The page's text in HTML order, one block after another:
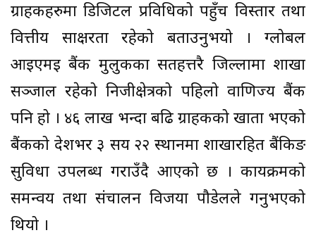
ग्राहकहरुमा डिजिटल प्रविधिको पहुँच विस्तार तथा
वित्तीय साक्षरता रहेको बताउनुभयो । ग्लोबल
आईएमई बैंक मुलुकका सतहत्तरै जिल्लामा शाखा
सञ्जाल रहेको निजीक्षेत्रको पहिलो वाणिज्य बैंक
पनि हो । ४६ लाख भन्दा बढि ग्राहकको खाता भएको
बैंकको देशभर ३ सय २२ स्थानमा शाखारहित बैंकिङ
सुविधा उपलब्ध गराउँदै आएको छ । कार्यक्रमको
समन्वय तथा संचालन विजया पौडेलले गर्नुभएको
थियो ।